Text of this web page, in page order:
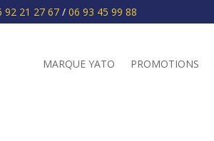
92 21 27 67 /06 93 45 99 88
MARQUE YATO PROMOTIONS